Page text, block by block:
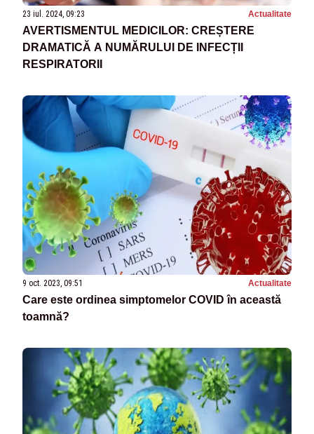
23 iul. 2024, 09:23 Actualitate
AVERTISMENTUL MEDICILOR: CREȘTERE
DRAMATICĂ A NUMĂRULUI DE INFECȚII
RESPIRATORII
9 oct. 2023, 09:51 Actualitate
Care este ordinea simptomelor COVID în această
toamnă?